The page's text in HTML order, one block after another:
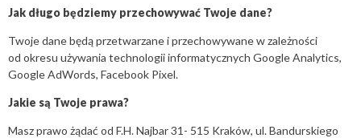
Jak długo będziemy przechowywać Twoje dane?
Twoje dane będą przetwarzane i przechowywane w zależności
od okresu używania technologii informatycznych Google Analytics,
Google AdWords, Facebook Pixel.
Jakie są Twoje prawa?
Masz prawo żądać od F.H. Najbar 31- 515 Kraków, ul. Bandurskiego